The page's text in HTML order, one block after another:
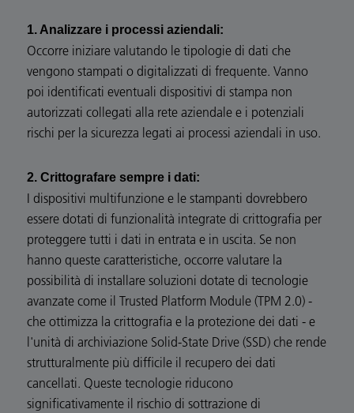
1. Analizzare i processi aziendali:
Occorre iniziare valutando le tipologie di dati che
vengono stampati o digitalizzati di frequente. Vanno
poi identificati eventuali dispositivi di stampa non
autorizzati collegati alla rete aziendale e i potenziali
rischi per la sicurezza legati ai processi aziendali in uso.
2. Crittografare sempre i dati:
I dispositivi multifunzione e le stampanti dovrebbero
essere dotati di funzionalità integrate di crittografia per
proteggere tutti i dati in entrata e in uscita. Se non
hanno queste caratteristiche, occorre valutare la
possibilità di installare soluzioni dotate di tecnologie
avanzate come il Trusted Platform Module (TPM 2.0) -
che ottimizza la crittografia e la protezione dei dati - e
l'unità di archiviazione Solid-State Drive (SSD) che rende
strutturalmente più difficile il recupero dei dati
cancellati. Queste tecnologie riducono
significativamente il rischio di sottrazione di